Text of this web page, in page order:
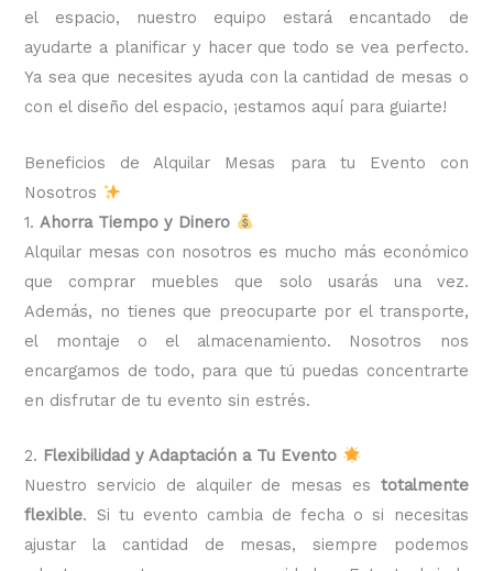
el espacio, nuestro equipo estará encantado de
ayudarte a planificar y hacer que todo se vea perfecto.
Ya sea que necesites ayuda con la cantidad de mesas o
con el diseño del espacio, ¡estamos aquí para guiarte!
Beneficios de Alquilar Mesas para tu Evento con
Nosotros
1.Ahorra Tiempo y Dinero
Alquilar mesas con nosotros es mucho más económico
que comprar muebles que solo usarás una vez.
Además, no tienes que preocuparte por el transporte,
el montaje o el almacenamiento. Nosotros nos
encargamos de todo, para que tú puedas concentrarte
en disfrutar de tu evento sin estrés.
2. Flexibilidad y Adaptación a Tu Evento
Nuestro servicio de alquiler de mesas es totalmente
flexible. Si tu evento cambia de fecha o si necesitas
ajustar la cantidad de mesas, siempre podemos